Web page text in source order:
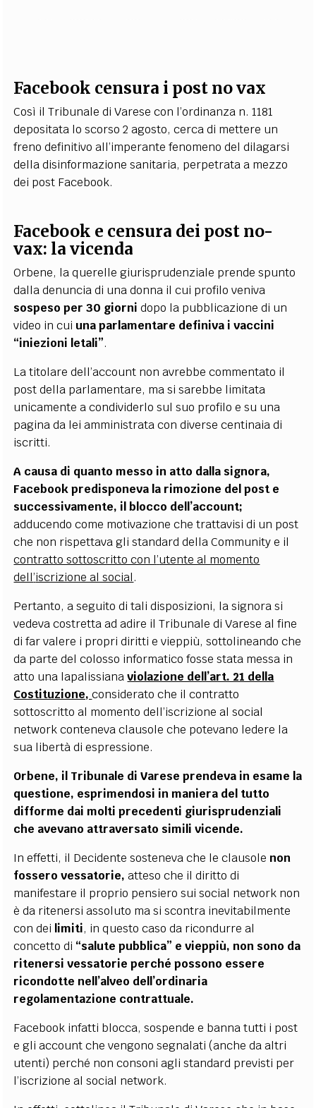
Facebook censura i post no vax
Così il Tribunale di Varese con l’ordinanza n. 1181
depositata lo scorso 2 agosto, cerca di mettere un
freno definitivo all’imperante fenomeno del dilagarsi
della disinformazione sanitaria, perpetrata a mezzo
dei post Facebook.
Facebook e censura dei post no-
vax: la vicenda
Orbene, la querelle giurisprudenziale prende spunto
dalla denuncia di una donna il cui profilo veniva
sospeso per 30 giorni dopo la pubblicazione di un
video in cui una parlamentare definiva i vaccini
“iniezioni letali”.
Latitolare dell’account non avrebbe commentato il
post della parlamentare, ma si sarebbe limitata
unicamente a condividerlo sul suo profilo e su una
pagina da lei amministrata con diverse centinaia di
iscritti.
A causa di quanto messo in atto dalla signora,
Facebook predisponeva la rimozione del post e
successivamente, il blocco dell’account;
adducendo come motivazione che trattavisi di un post
che non rispettava gli standard della Community e il
contratto sottoscritto con l’utente al momento
dell’iscrizione al social.
Pertanto, a seguito di tali disposizioni, la signora si
vedeva costretta ad adire il Tribunale di Varese al fine
di far valere i propri diritti e vieppiù, sottolineando che
da parte del colosso informatico fosse stata messa in
atto una lapalissiana violazione dell’art. 21 della
Costituzione,considerato che il contratto
sottoscritto al momento dell’iscrizione al social
network conteneva clausole che potevano ledere la
sua libertà di espressione.
Orbene, il Tribunale di Varese prendeva in esame la
questione, esprimendosi in maniera del tutto
difforme dai molti precedenti giurisprudenziali
che avevano attraversato simili vicende.
In effetti, il Decidente sosteneva che le clausole non
fossero vessatorie,atteso che il diritto di
manifestare il proprio pensiero sui social network non
è da ritenersi assoluto ma si scontra inevitabilmente
con dei limiti, in questo caso da ricondurre al
concetto di “salute pubblica” e vieppiù, non sono da
ritenersi vessatorie perché possono essere
ricondotte nell’alveo dell’ordinaria
regolamentazione contrattuale.
Facebook infatti blocca, sospende e banna tutti i post
e gli account che vengono segnalati (anche da altri
utenti) perché non consoni agli standard previsti per
l’iscrizione al social network.